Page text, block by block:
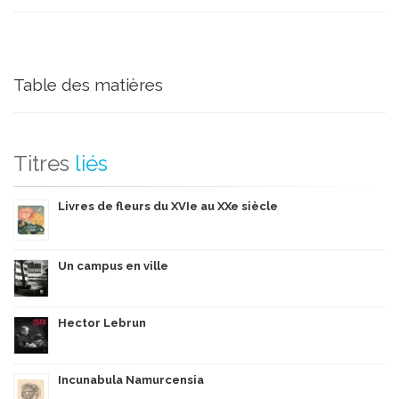
Table des matières
Titres liés
Livres de fleurs du XVIe au XXe siècle
Un campus en ville
Hector Lebrun
Incunabula Namurcensia